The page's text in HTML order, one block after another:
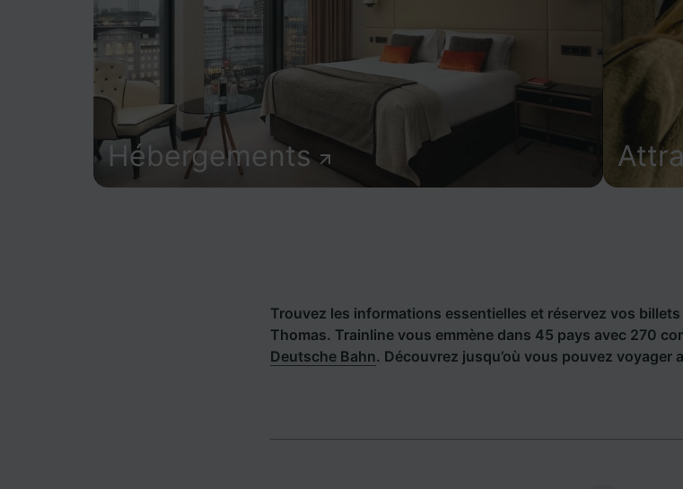
Hébergements
Trouvez les informations essentielles et réservez vos
Thomas. Trainline vous emmène dans 45 pays avec 270
Deutsche Bahn. Découvrez jusqu’où vous pouvez voyager